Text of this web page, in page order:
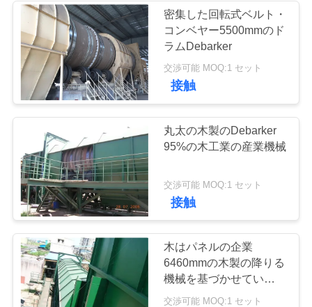
場
品
mdfの生産ライン
36
ペーパー工学プロ
ジェクト
密集した回転式ベルト・
コンベヤー5500mmのド
ラムDebarker
交渉可能 MOQ:1 セット
接触
丸太の木製のDebarker
95%の木工業の産業機械
交渉可能 MOQ:1 セット
接触
木はパネルの企業
6460mmの木製の降りる
機械を基づかせていまし
た
交渉可能 MOQ:1 セット